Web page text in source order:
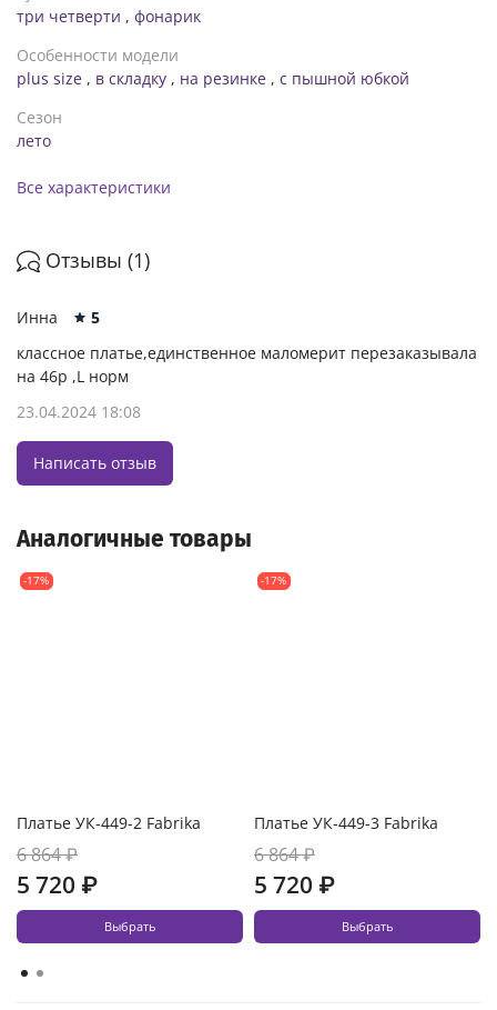
три четверти , фонарик
Особенности модели
plus size , в складку , на резинке , с пышной юбкой
Сезон
лето
Все характеристики
Отзывы (1)
Инна
5
классное платье,единственное маломерит перезаказывала
на 46р ,L норм
23.04.2024 18:08
Написать отзыв
Аналогичные товары
-17%
Платье УК-449-2 Fabrika
6 864 ₽
5 720 ₽
Выбрать
-17%
Платье УК-449-3 Fabrika
6 864 ₽
5 720 ₽
Выбрать